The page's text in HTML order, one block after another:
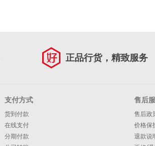
正品行货，精致服务
支付方式
货到付款
在线支付
分期付款
售后
售后政
价格保
退款说